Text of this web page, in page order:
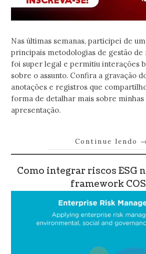
Nas últimas semanas, participei de
principais metodologias de gestão de
foi super legal e permitiu interações
sobre o assunto. Confira a gravação
anotações e registros que
forma de detalhar mais sobre minhas
apresentação.
Continue lendo
Como integrar riscos ESG
framework